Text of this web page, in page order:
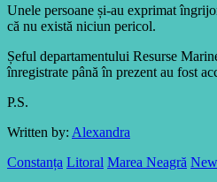
Unele persoane și-au exprimat
că nu există niciun pericol.
Șeful departamentului Resurse
înregistrate până în prezent au fost
P.S.
Written by: Alexandra
Constanța Litoral Marea Neagră